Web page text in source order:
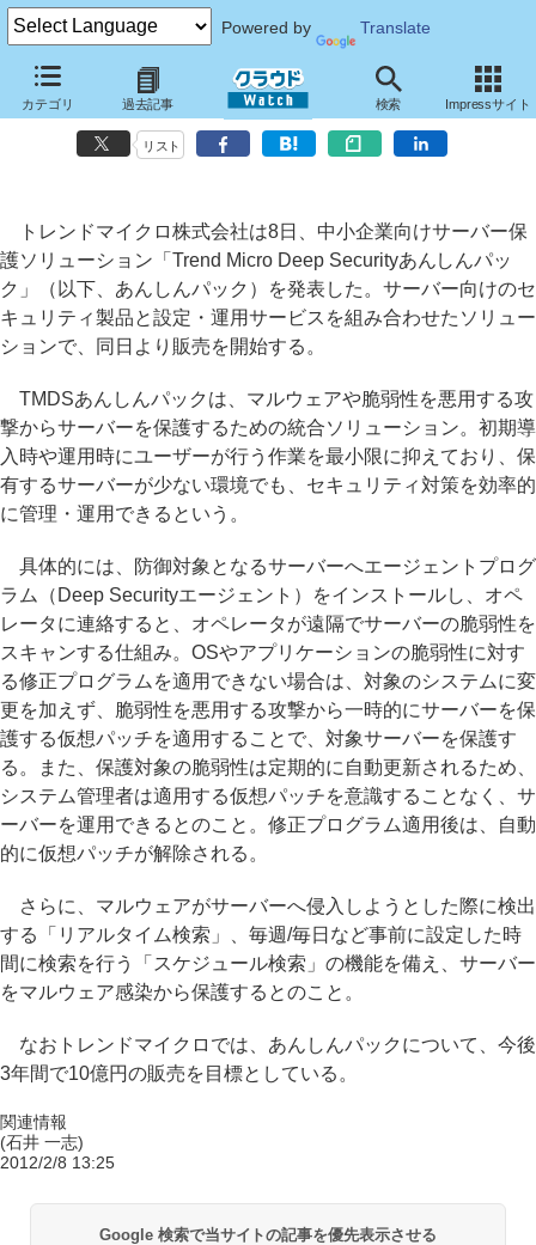
Powered by Translate
カテゴリ 過去記事 検索 Impressサイト
トレンドマイクロ、脆弱性を悪用する攻撃からサーバーを保護する中小
企業向けソリューション
リスト
トレンドマイクロ株式会社は8日、中小企業向けサーバー保
護ソリューション「Trend Micro Deep Securityあんしんパッ
ク」（以下、あんしんパック）を発表した。サーバー向けのセ
キュリティ製品と設定・運用サービスを組み合わせたソリュー
ションで、同日より販売を開始する。
TMDSあんしんパックは、マルウェアや脆弱性を悪用する攻
撃からサーバーを保護するための統合ソリューション。初期導
入時や運用時にユーザーが行う作業を最小限に抑えており、保
有するサーバーが少ない環境でも、セキュリティ対策を効率的
に管理・運用できるという。
具体的には、防御対象となるサーバーへエージェントプログ
ラム（Deep Securityエージェント）をインストールし、オペ
レータに連絡すると、オペレータが遠隔でサーバーの脆弱性を
スキャンする仕組み。OSやアプリケーションの脆弱性に対す
る修正プログラムを適用できない場合は、対象のシステムに変
更を加えず、脆弱性を悪用する攻撃から一時的にサーバーを保
護する仮想パッチを適用することで、対象サーバーを保護す
る。また、保護対象の脆弱性は定期的に自動更新されるため、
システム管理者は適用する仮想パッチを意識することなく、サ
ーバーを運用できるとのこと。修正プログラム適用後は、自動
的に仮想パッチが解除される。
さらに、マルウェアがサーバーへ侵入しようとした際に検出
する「リアルタイム検索」、毎週/毎日など事前に設定した時
間に検索を行う「スケジュール検索」の機能を備え、サーバー
をマルウェア感染から保護するとのこと。
なおトレンドマイクロでは、あんしんパックについて、今後
3年間で10億円の販売を目標としている。
関連情報
(石井 一志)
2012/2/8 13:25
Google 検索で当サイトの記事を優先表示させる